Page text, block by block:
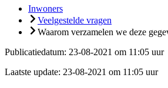
Inwoners
Veelgestelde vragen
Waarom verzamelen we deze
Publicatiedatum: 23-08-2021 om 11:05 uur
Laatste update: 23-08-2021 om 11:05 uur